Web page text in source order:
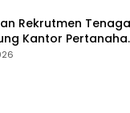
Rekrutmen Tenaga
Kantor